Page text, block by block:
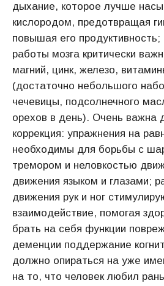
дыхание, которое лучше
кислородом, предотвращая
повышая его продуктивность;
работы мозга критически
магний, цинк, железо,
(достаточно небольшого
чечевицы, подсолнечного
орехов в день). Очень важна
коррекция: упражнения на
необходимы для борьбы с
тремором и неловкостью
движения языком и глазами;
движения рук и ног
взаимодействие, помогая
брать на себя функции
деменции поддержание
должно опираться на уже
на то, что человек любил